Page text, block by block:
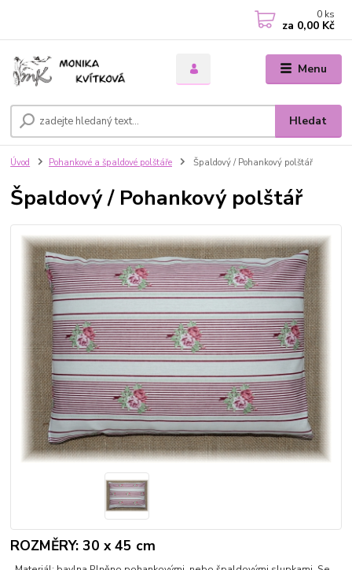
Menu
Hledat
0 ks
za 0,00 Kč
Úvod Pohankové a špaldové polštáře Špaldový / Pohankový polštář
Špaldový / Pohankový polštář
ROZMĚRY: 30 x 45 cm